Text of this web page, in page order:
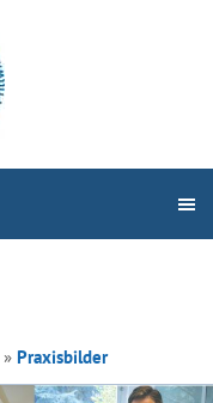
» Praxisbilder